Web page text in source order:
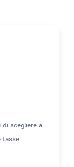
scegliere a
tasse.